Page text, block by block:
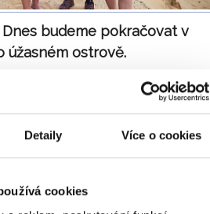
Detaily Více o cookies
cookies
Dnes budeme pokračovat v
úžasném ostrově.
na ostrově Porto Santo až do
kdy nám odplouvá loď zpět
v lávových jezírkách a cesta
skvělou, přímo před námi na